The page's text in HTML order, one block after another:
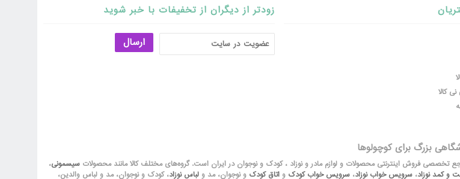
زودتر از دیگران از تخفیفات با خبر شوید
ارسال
کالا
بزرگ برای کوچولوها
مرجع تخصصی فروش اینترنتی محصولات و لوازم مادر و نوزاد ، کودک و نوجوان در ایران است. گروه‏‏‌های مختلف کالا مانند محصولات سیسمونی،
و کمد نوزاد، سرویس خواب نوزاد، سرویس خواب کودک و اتاق کودک و نوجوان، مد و لباس نوزاد، کودک و نوجوان، مد و لباس والدین،